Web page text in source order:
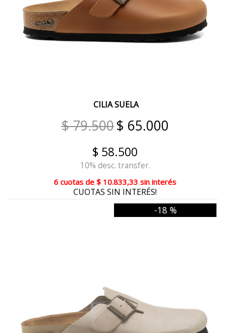
MILITAR SUELA
ORO
GAMAS METAL
DIESEL CUOIO
SOLAR
LILA
MAIZ
VERDE
TIZA COMBINADO
CROMO BLANCO
NEGRO NUDE
CILIA SUELA
$ 79.500$ 65.000
$ 58.500
10% desc. transfer.
6 cuotas de $ 10.833,33 sin interés
CUOTAS SIN INTERÉS!
-18 %